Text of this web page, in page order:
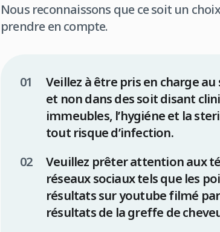
Nous reconnaissons que ce soit un
prendre en compte.
Veillez à être pris en charge
et non dans des soit disant
immeubles, l’hygiéne et la
tout risque d’infection.
Veuillez prêter attention aux
réseaux sociaux tels que les
résultats sur youtube filmé
résultats de la greffe de